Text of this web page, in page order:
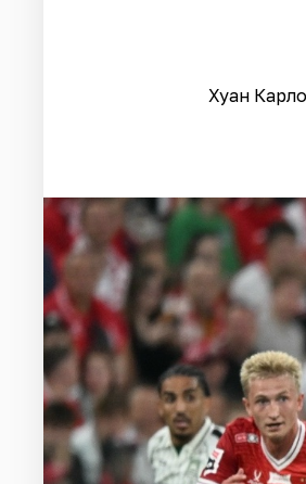
Хуан